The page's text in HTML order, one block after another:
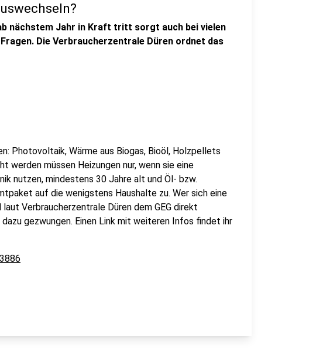
nächstem Jahr in Kraft tritt sorgt auch bei vielen
Die Verbraucherzentrale Düren ordnet das
Photovoltaik, Wärme aus Biogas, Bioöl, Holzpellets
werden müssen Heizungen nur, wenn sie eine
nutzen, mindestens 30 Jahre alt und Öl- bzw.
auf die wenigstens Haushalte zu. Wer sich eine
Verbraucherzentrale Düren dem GEG direkt
gezwungen. Einen Link mit weiteren Infos findet ihr